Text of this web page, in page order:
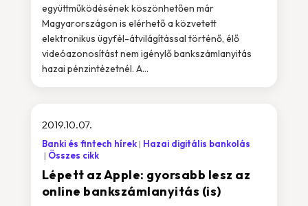
együttműködésének köszönhetően már
Magyarországon is elérhető a közvetett
elektronikus ügyfél-átvilágítással történő, élő
videóazonosítást nem igénylő bankszámlanyitás
hazai pénzintézetnél. A...
Lépett az Apple: gyorsabb lesz az
online bankszámlanyitás (is)
2019.10.07.
Banki és fintech hírek
Hazai digitális bankolás
Összes cikk